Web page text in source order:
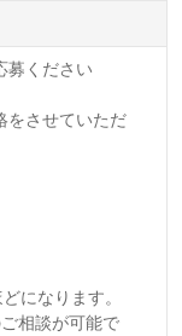
募ください
をさせていただ
になります。
相談が可能で